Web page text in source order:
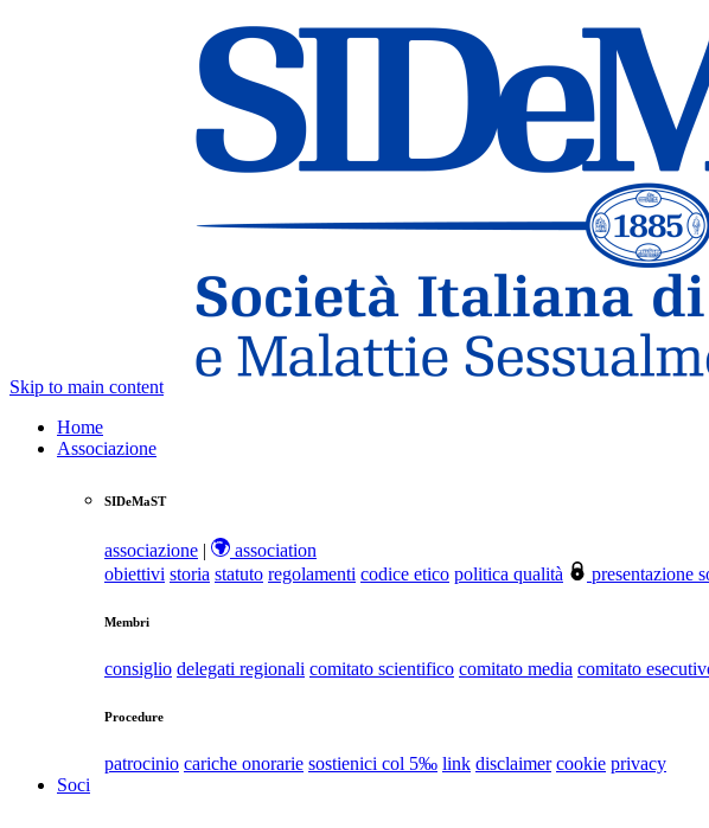
Skip to main content
Home
Associazione
SIDeMaST
associazione |
association
obiettivi storia statuto regolamenti codice etico politica qualità presentazione
Membri
consiglio delegati regionali comitato scientifico comitato media comitato
Procedure
patrocinio cariche onorarie sostienici col 5‰ link disclaimer cookie privacy
Soci